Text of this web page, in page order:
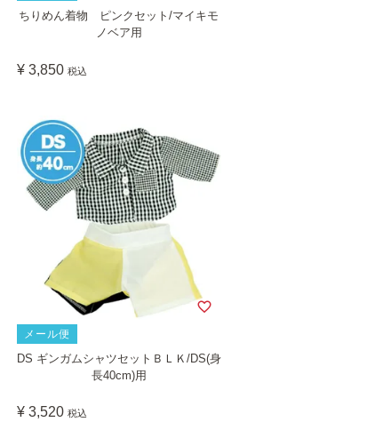
ちりめん着物 ピンクセット/マイキモ
ノベア用
¥ 3,850 税込
メール便
DS ギンガムシャツセットＢＬＫ/DS(身
長40cm)用
¥ 3,520 税込